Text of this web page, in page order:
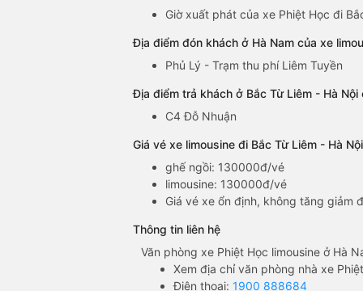
Giờ xuất phát của xe Phiệt Học đi
Địa điểm đón khách ở Hà Nam của xe
Phủ Lý - Trạm thu phí Liêm Tuyền
Địa điểm trả khách ở Bắc Từ Liêm - Hà
C4 Đỗ Nhuận
Giá vé xe limousine đi Bắc Từ Liêm - Hà
ghế ngồi: 130000đ/vé
limousine: 130000đ/vé
Giá vé xe ổn định, không tăng giảm
Thông tin liên hệ
Văn phòng xe Phiệt Học limousine ở Hà
Xem địa chỉ văn phòng nhà xe
Điện thoại: 1900 888684